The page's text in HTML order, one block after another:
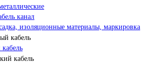
канал
изоляционные материалы, маркировка